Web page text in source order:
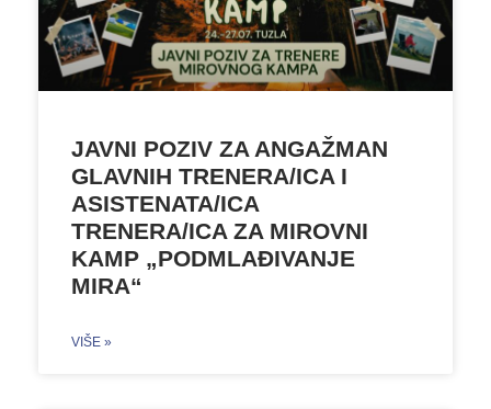
JAVNI POZIV ZA ANGAŽMAN
GLAVNIH TRENERA/ICA I
ASISTENATA/ICA
TRENERA/ICA ZA MIROVNI
KAMP „PODMLAĐIVANJE
MIRA“
VIŠE »